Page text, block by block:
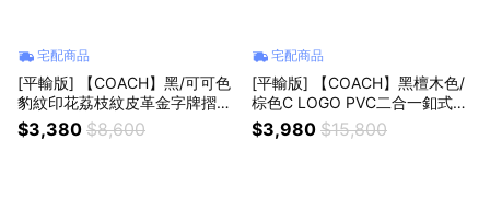
宅配商品
[平輸版] 【COACH】黑/可可色
豹紋印花荔枝紋皮革金字牌摺口
釦式雙摺中夾 真品平輸
$3,380 $8,600
宅配商品
[平輸版] 【COACH】黑檀木色/
棕色C LOGO PVC二合一釦式雙
摺中夾 真品平輸
$3,980 $15,800